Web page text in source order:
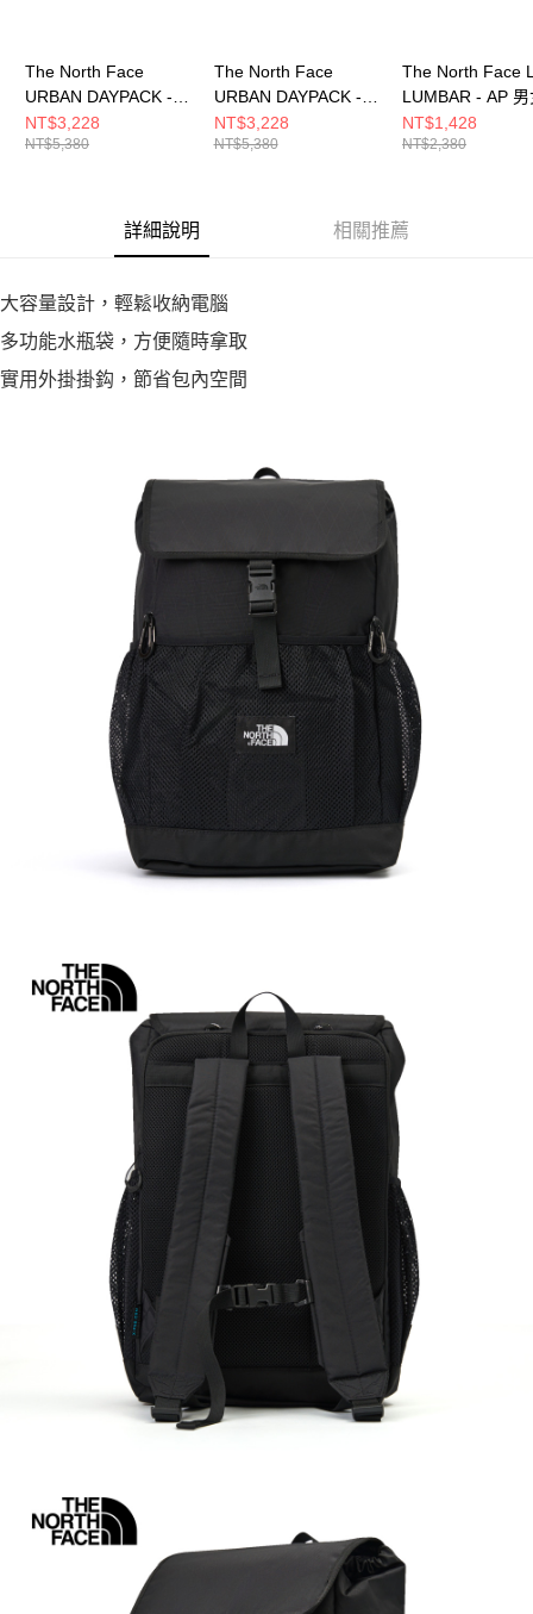
The North Face
URBAN DAYPACK -
AP 男女 後背包
NF0A8DJJKX7
NT$3,228
NT$5,380
The North Face
URBAN DAYPACK -
AP 男女 後背包
NF0A8DJJ0UZ
NT$3,228
NT$5,380
The North Face
LUMBAR - AP
背包
NT$1,428
NT$2,380
詳細說明 相關推薦
大容量設計，輕鬆收納電腦
多功能水瓶袋，方便隨時拿取
實用外掛掛鈎，節省包內空間